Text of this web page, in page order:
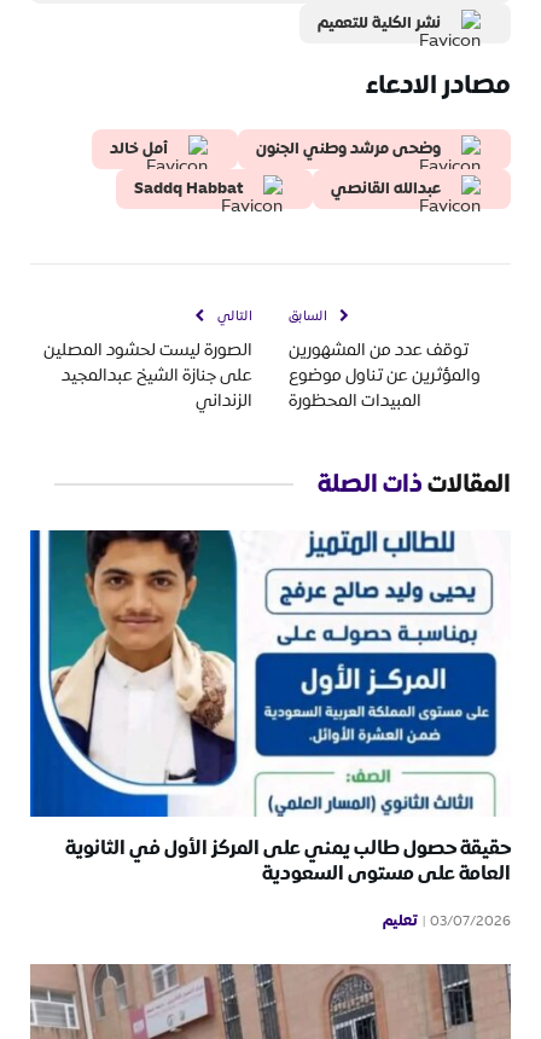
نشر الكلية للتعميم
مصادر الادعاء
وضحى مرشد وطني الجنون
أمل خالد
عبدالله القانصي
Saddq Habbat
السابق
توقف عدد من المشهورين
والمؤثرين عن تناول موضوع
المبيدات المحظورة
التالي
الصورة ليست لحشود المصلين
على جنازة الشيخ عبدالمجيد
الزنداني
المقالاتذات الصلة
حقيقة حصول طالب يمني على المركز الأول في الثانوية
العامة على مستوى السعودية
03/07/2026 تعليم